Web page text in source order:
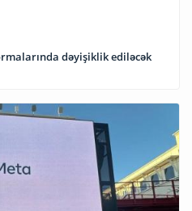
dəyişiklik ediləcək